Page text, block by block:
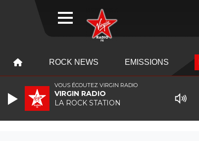
ROCK NEWS EMISSIONS
VOUS ÉCOUTEZ VIRGIN RADIO
VIRGIN RADIO
LA ROCK STATION
WEBRADIO